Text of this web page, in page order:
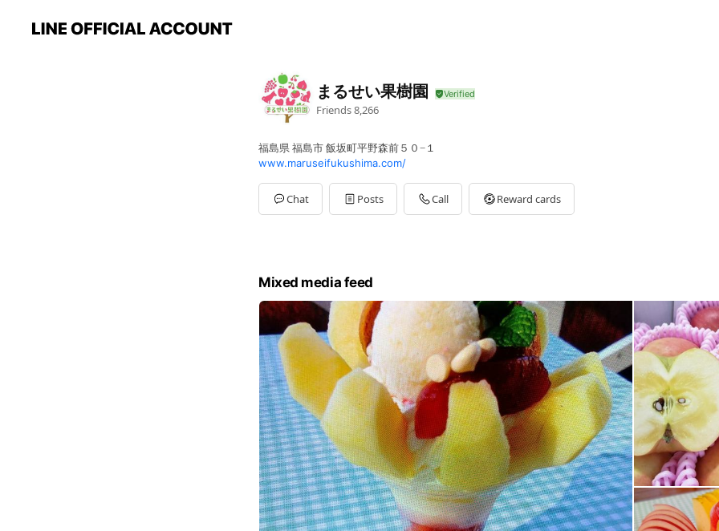
まるせい果樹園
Friends8,266
福島県 福島市 飯坂町平野森前５０−１
www.maruseifukushima.com/
Chat Posts Call Reward cards
Mixed media feed